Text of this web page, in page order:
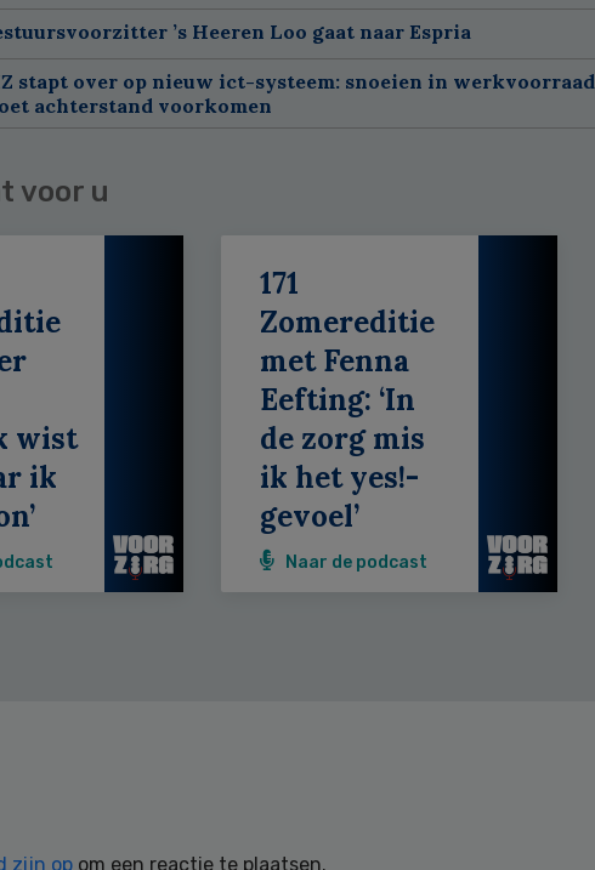
’s Heeren Loo gaat naar Espria
stapt over op nieuw ict-systeem: snoeien in werkvoorraad
achterstand voorkomen
voor u
wist
ik
171
Zomereditie
met Fenna
Eefting: ‘In
de zorg mis
ik het yes!-
gevoel’
Naar de podcast
zijn op om een reactie te plaatsen.